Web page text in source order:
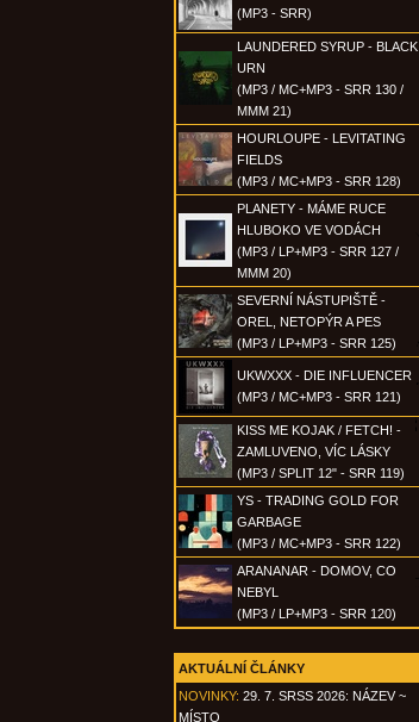
(MP3 - SRR)
LAUNDERED SYRUP - BLACK
URN
(MP3 / MC+MP3 - SRR 130 /
MMM 21)
HOURLOUPE - LEVITATING
FIELDS
(MP3 / MC+MP3 - SRR 128)
PLANETY - MÁME RUCE
HLUBOKO VE VODÁCH
(MP3 / LP+MP3 - SRR 127 /
MMM 20)
SEVERNÍ NÁSTUPIŠTĚ -
OREL, NETOPÝR A PES
(MP3 / LP+MP3 - SRR 125)
UKWXXX - DIE INFLUENCER
(MP3 / MC+MP3 - SRR 121)
KISS ME KOJAK / FETCH! -
ZAMLUVENO, VÍC LÁSKY
(MP3 / SPLIT 12" - SRR 119)
YS - TRADING GOLD FOR
GARBAGE
(MP3 / MC+MP3 - SRR 122)
ARANANAR - DOMOV, CO
NEBYL
(MP3 / LP+MP3 - SRR 120)
AKTUÁLNÍ ČLÁNKY
NOVINKY: 29. 7. SRSS 2026: NÁZEV ~
MÍSTO